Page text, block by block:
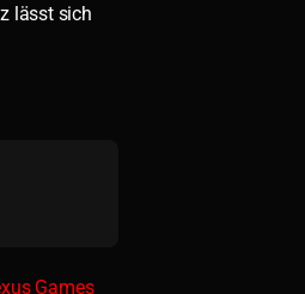
lässt sich
Games